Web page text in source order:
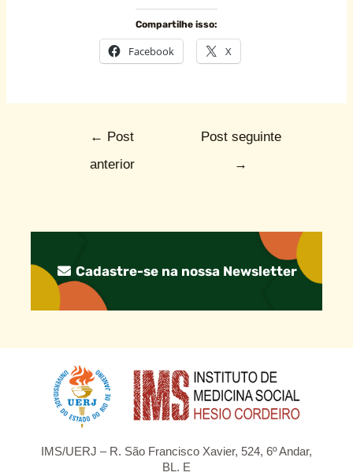
Compartilhe isso:
Facebook X
← Post
anterior
Post seguinte
→
Cadastre-se na nossa Newsletter
IMS/UERJ – R. São Francisco Xavier, 524, 6º Andar,
BL. E